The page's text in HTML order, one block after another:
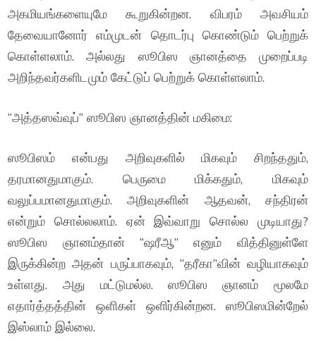
அகமியங்களையுமே கூறுகின்றன. விபரம் அவசியம்
தேவையானோர் எம்முடன் தொடர்பு கொண்டும் பெற்றுக்
கொள்ளலாம். அல்லது ஸூபிஸ ஞானத்தை முறைப்படி
அறிந்தவர்களிடமும் கேட்டுப் பெற்றுக் கொள்ளலாம்.
“அத்தஸவ்வுப்” ஸூபிஸ ஞானத்தின் மகிமை:
ஸூபிஸம் என்பது அறிவுகளில் மிகவும் சிறந்ததும்,
தரமானதுமாகும். பெருமை மிக்கதும், மிகவும்
வலுப்பமானதுமாகும். அறிவுகளின் ஆதவன், சந்திரன்
என்றும் சொல்லலாம். ஏன் இவ்வாறு சொல்ல முடியாது?
ஸூபிஸ ஞானம்தான் “ஷரீஆ” எனும் வித்தினுள்ளே
இருக்கின்ற அதன் பருப்பாகவும், “தரீகா”வின் வழியாகவும்
உள்ளது. அது மட்டுமல்ல. ஸூபிஸ ஞானம் மூலமே
எதார்த்தத்தின் ஒளிகள் ஒளிர்கின்றன. ஸூபிஸமின்றேல்
இஸ்லாம் இல்லை.